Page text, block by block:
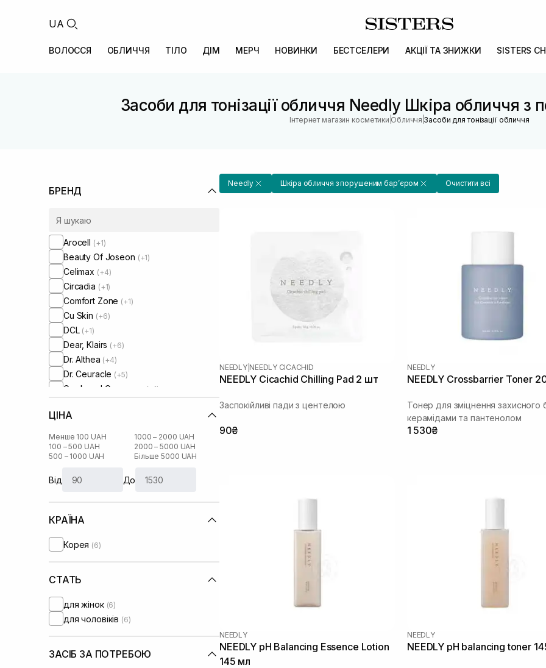
UA
ВОЛОССЯ ОБЛИЧЧЯ ТІЛО ДІМ МЕРЧ НОВИНКИ БЕСТСЕЛЕРИ АКЦІЇ ТА ЗНИЖКИ SISTERS
Засоби для тонізації обличчя Needly Шкіра обличчя з
Інтернет магазин косметики |Обличчя |Засоби для тонізації обличчя
БРЕНД
Arocell (+1)
Beauty Of Joseon (+1)
Celimax (+4)
Circadia (+1)
Comfort Zone (+1)
Cu Skin (+6)
DCL (+1)
Dear, Klairs (+6)
Dr. Althea (+4)
Dr. Ceuracle (+5)
Geek and Gorgeous (+1)
I'm From
Lalarecipe
Manyo Factory (+8)
Medik8 (+1)
Needly
Real Barrier
Rosy Drop
Skin1004
Transparent-Lab(+1)
UIQ(+2)
ЦІНА
Менше 100 UAH
100 – 500 UAH
500 – 1000 UAH
1000 – 2000 UAH
2000 – 5000 UAH
Більше 5000 UAH
Від До
КРАЇНА
Корея (6)
СТАТЬ
для жінок (6)
для чоловіків (6)
ЗАСІБ ЗА ПОТРЕБОЮ
Needly Шкіра обличчя з порушеним барʼєром Очистити всі
NEEDLY| NEEDLY CICACHID
NEEDLY Cicachid Chilling Pad 2 шт
Заспокійливі пади з центелою
90₴
NEEDLY
NEEDLY Crossbarrier Toner
Тонер для зміцнення захисного
керамідами та пантенолом
1 530₴
NEEDLY
NEEDLY pH Balancing Essence Lotion
145 мл
NEEDLY
NEEDLY pH balancing toner